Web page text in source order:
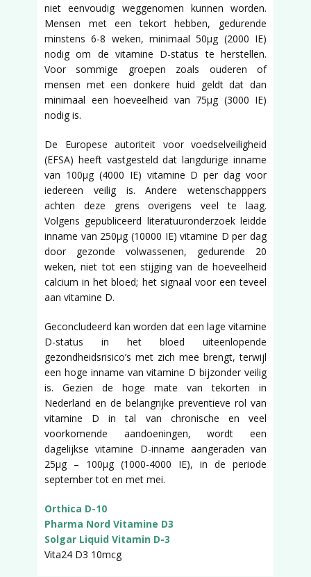
niet eenvoudig weggenomen kunnen worden.
Mensen met een tekort hebben, gedurende
minstens 6-8 weken, minimaal 50µg (2000 IE)
nodig om de vitamine D-status te herstellen.
Voor sommige groepen zoals ouderen of
mensen met een donkere huid geldt dat dan
minimaal een hoeveelheid van 75µg (3000 IE)
nodig is.
De Europese autoriteit voor voedselveiligheid
(EFSA) heeft vastgesteld dat langdurige inname
van 100µg (4000 IE) vitamine D per dag voor
iedereen veilig is. Andere wetenschapppers
achten deze grens overigens veel te laag.
Volgens gepubliceerd literatuuronderzoek leidde
inname van 250µg (10000 IE) vitamine D per dag
door gezonde volwassenen, gedurende 20
weken, niet tot een stijging van de hoeveelheid
calcium in het bloed; het signaal voor een teveel
aan vitamine D.
Geconcludeerd kan worden dat een lage vitamine
D-status in het bloed uiteenlopende
gezondheidsrisico’s met zich mee brengt, terwijl
een hoge inname van vitamine D bijzonder veilig
is. Gezien de hoge mate van tekorten in
Nederland en de belangrijke preventieve rol van
vitamine D in tal van chronische en veel
voorkomende aandoeningen, wordt een
dagelijkse vitamine D-inname aangeraden van
25µg – 100µg (1000-4000 IE), in de periode
september tot en met mei.
Orthica D-10
Pharma Nord Vitamine D3
Solgar Liquid Vitamin D-3
Vita24 D3 10mcg